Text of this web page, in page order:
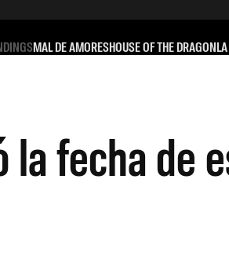
MAL DE AMORESHOUSE OF THE DRAGON
la fecha de